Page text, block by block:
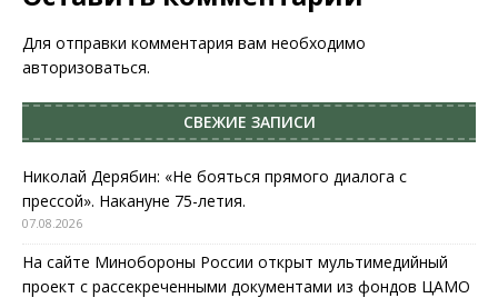
Для отправки комментария вам необходимо
авторизоваться.
СВЕЖИЕ ЗАПИСИ
Николай Дерябин: «Не бояться прямого диалога с
прессой». Накануне 75-летия.
07.08.2026
На сайте Минобороны России открыт мультимедийный
проект с рассекреченными документами из фондов ЦАМО